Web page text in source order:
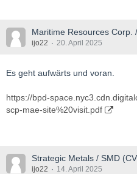
Maritime Resources Corp.
ijo22 20. April 2025
Es geht aufwärts und voran.
https://bpd-
scp-mae-site%20visit.pdf
Strategic Metals / SMD
ijo22 14. April 2025